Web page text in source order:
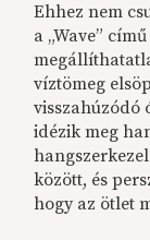
Ehhez nem
a „Wave”
víztömeg
visszahúzódó
idézik meg
között, és
hogy az ötlet